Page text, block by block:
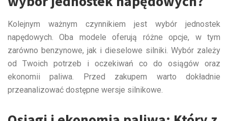
Kolejnym ważnym czynnikiem jest wybór jednostek
napędowych. Oba modele oferują różne opcje, w tym
zarówno benzynowe, jak i dieselowe silniki. Wybór zależy
od Twoich potrzeb i oczekiwań co do osiągów oraz
ekonomii paliwa. Przed zakupem warto dokładnie
przeanalizować dostępne wersje silnikowe.